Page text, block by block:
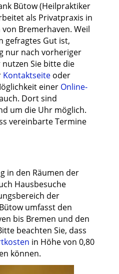
Bütow (Heilpraktiker
als Privatpraxis in
Bremerhaven. Weil
gefragtes Gut ist,
nur nach vorheriger
Sie bitte die
Kontaktseiteoder
einer Online-
Dort sind
um die Uhr möglich.
vereinbarte Termine
in den Räumen der
Hausbesuche
der
umfasst den
bis Bremen und den
beachten Sie, dass
in Höhe von 0,80
können.